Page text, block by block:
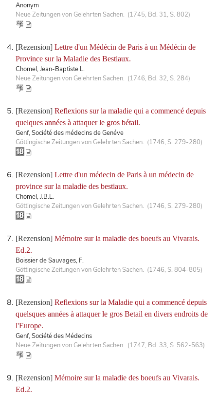
Anonym
Neue Zeitungen von Gelehrten Sachen. (1745, Bd. 31, S. 802)
[Rezension] Lettre d'un Médécin de Paris à un Médécin de
Province sur la Maladie des Bestiaux.
Chomel, Jean-Baptiste L.
Neue Zeitungen von Gelehrten Sachen. (1746, Bd. 32, S. 284)
[Rezension] Reflexions sur la maladie qui a commencé depuis
quelques années à attaquer le gros bétail.
Genf, Société des médecins de Genéve
Göttingische Zeitungen von Gelehrten Sachen. (1746, S. 279-280)
[Rezension] Lettre d'un médecin de Paris à un médecin de
province sur la maladie des bestiaux.
Chomel, J.B.L.
Göttingische Zeitungen von Gelehrten Sachen. (1746, S. 279-280)
[Rezension] Mémoire sur la maladie des boeufs au Vivarais.
Ed.2.
Boissier de Sauvages, F.
Göttingische Zeitungen von Gelehrten Sachen. (1746, S. 804-805)
[Rezension] Reflexions sur la Maladie qui a commencé depuis
quelsques années à attaquer le gros Betail en divers endroits de
l'Europe.
Genf, Société des Médecins
Neue Zeitungen von Gelehrten Sachen. (1747, Bd. 33, S. 562-563)
[Rezension] Mémoire sur la maladie des boeufs au Vivarais.
Ed.2.